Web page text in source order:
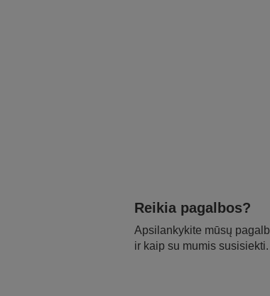
Reikia pagalbos?
Apsilankykite mūsų
ir kaip su mumis susisiekti.